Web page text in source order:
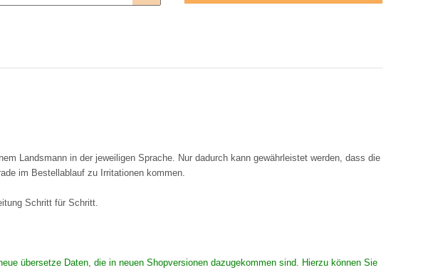
Landsmann in der jeweiligen Sprache. Nur dadurch kann gewährleistet werden, dass die
im Bestellablauf zu Irritationen kommen.
Schritt für Schritt.
übersetze Daten, die in neuen Shopversionen dazugekommen sind. Hierzu können Sie